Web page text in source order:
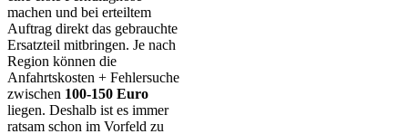
machen und bei erteiltem
Auftrag direkt das gebrauchte
Ersatzteil mitbringen. Je nach
Region können die
Anfahrtskosten + Fehlersuche
zwischen 100-150 Euro
liegen. Deshalb ist es immer
ratsam schon im Vorfeld zu